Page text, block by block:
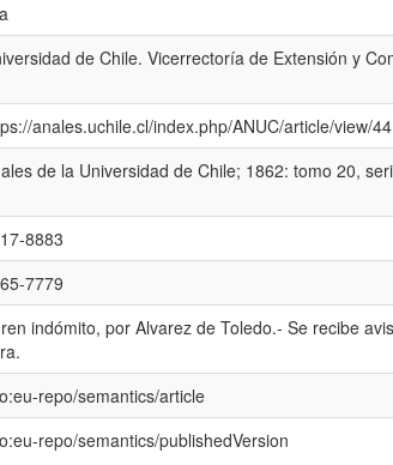
de Chile. Vicerrectoría de Extensión y
anales.uchile.cl/index.php/ANUC/article/view/
de la Universidad de Chile; 1862: tomo 20,
8883
7779
indómito, por Alvarez de Toledo.- Se recibe
repo/semantics/article
repo/semantics/publishedVersion